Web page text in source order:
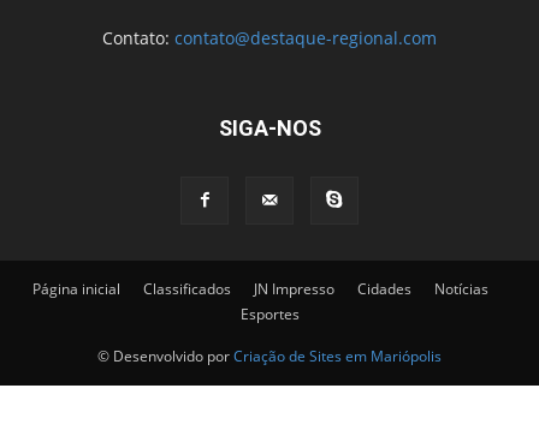
Contato: contato@destaque-regional.com
SIGA-NOS
Página inicial Classificados JN Impresso Cidades
Notícias
Esportes
© Desenvolvido porCriação de Sites em Mariópolis